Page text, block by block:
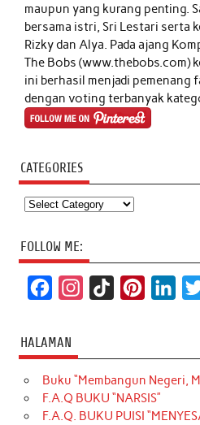
maupun yang kurang penting.
bersama istri, Sri Lestari serta
Rizky dan Alya. Pada ajang
The Bobs (www.thebobs.com)
ini berhasil menjadi
dengan voting terbanyak
CATEGORIES
Categories
FOLLOW ME:
c
e
b
o
t
a
g
T
o
k
t
e
r
k
e
d
HALAMAN
Buku “Membangun Negeri,
F.A.Q BUKU “NARSIS”
F.A.Q. BUKU PUISI